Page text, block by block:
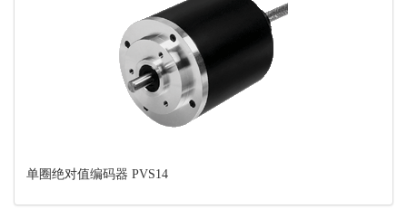
单圈绝对值编码器 PVS14